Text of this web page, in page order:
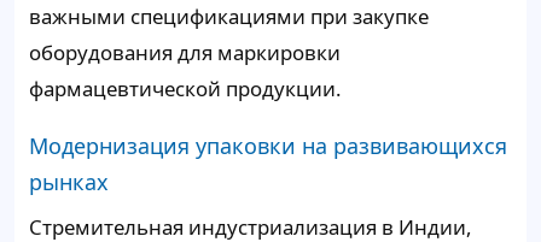
важными спецификациями при закупке
оборудования для маркировки
фармацевтической продукции.
Модернизация упаковки на развивающихся
рынках
Стремительная индустриализация в Индии,